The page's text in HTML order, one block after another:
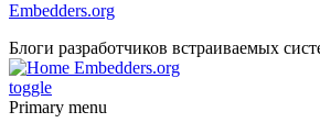
Embedders.org
Блоги разработчиков встраиваемых
Embedders.org
toggle
Primary menu